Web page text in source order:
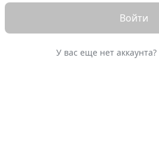
Войти
У вас еще нет аккаунта?